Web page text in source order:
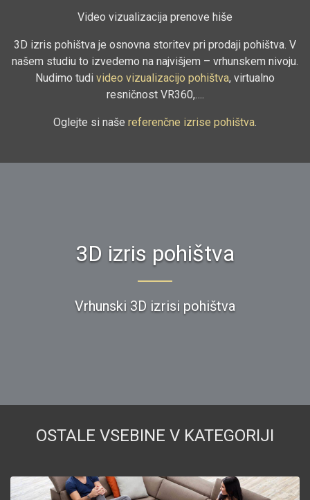
Video vizualizacija prenove hiše
3D izris pohištva je osnovna storitev pri prodaji pohištva. V
našem studiu to izvedemo na najvišjem – vrhunskem nivoju.
Nudimo tudi video vizualizacijo pohištva, virtualno
resničnost VR360,….
Oglejte si naše referenčne izrise pohištva
3D izris pohištva
Vrhunski 3D izrisi pohištva
OSTALE VSEBINE V KATEGORIJI